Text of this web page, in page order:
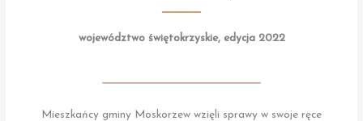
województwo świętokrzyskie, edycja 2022
Mieszkańcy gminy Moskorzew wzięli sprawy w swoje ręce